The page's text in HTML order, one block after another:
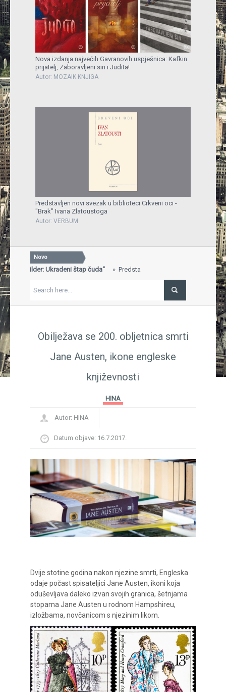
Nova izdanja najvećih Gavranovih uspješnica: Kafkin
prijatelj, Zaboravljeni sin i Judita!
Autor: MOZAIK KNJIGA
Predstavljen novi svezak u biblioteci Crkveni oci -
"Brak" Ivana Zlatoustoga
Autor: VERBUM
Novo
Wilder: Ukradeni štap čuda“
Predstavljena knjiga „Will Wilder:
dobila nagradu za najbolje uređen štand na 29. Sarajevskom sajmu
knjiga, nagrada, Sajam knjiga, Sarajevo...
Ivo Brešan
Obilježava se 200. obljetnica smrti
Jane Austen, ikone engleske
književnosti
HINA
Autor: HINA
Datum objave: 16.7.2017.
Dvije stotine godina nakon njezine smrti, Engleska
odaje počast spisateljici Jane Austen, ikoni koja
oduševljava daleko izvan svojih granica, šetnjama
stopama Jane Austen u rodnom Hampshireu,
izložbama, novčanicom s njezinim likom.